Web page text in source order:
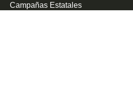
Campañas Estatales